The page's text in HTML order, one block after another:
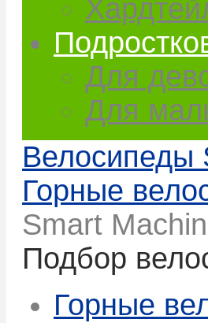
Для
Для
Велосипеды
Горные
Smart
Подбор
Горные